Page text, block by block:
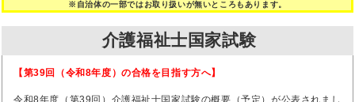
※自治体の一部ではお取り扱いが無いところもあります。
介護福祉士国家試験
【第39回（令和8年度）の合格を目指す方へ】
令和8年度（第39回）介護福祉士国家試験の概要（予定）が公表されまし